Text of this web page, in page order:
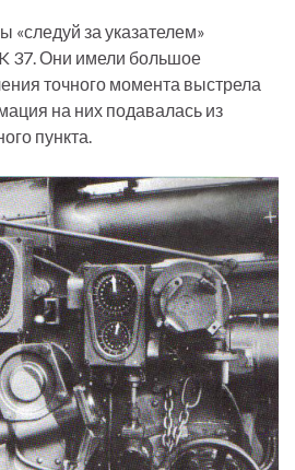
«следуй за указателем»
37. Они имели большое
точного момента выстрела
на них подавалась из
пункта.